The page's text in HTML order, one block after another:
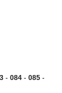
- 084 - 085 -